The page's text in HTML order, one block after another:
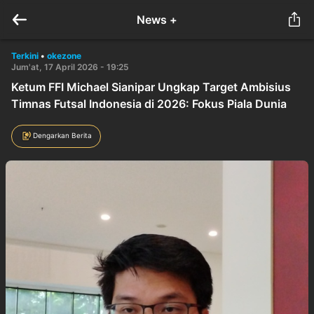
News +
Terkini • okezone
Jum'at, 17 April 2026 - 19:25
Ketum FFI Michael Sianipar Ungkap Target Ambisius
Timnas Futsal Indonesia di 2026: Fokus Piala Dunia
Dengarkan Berita